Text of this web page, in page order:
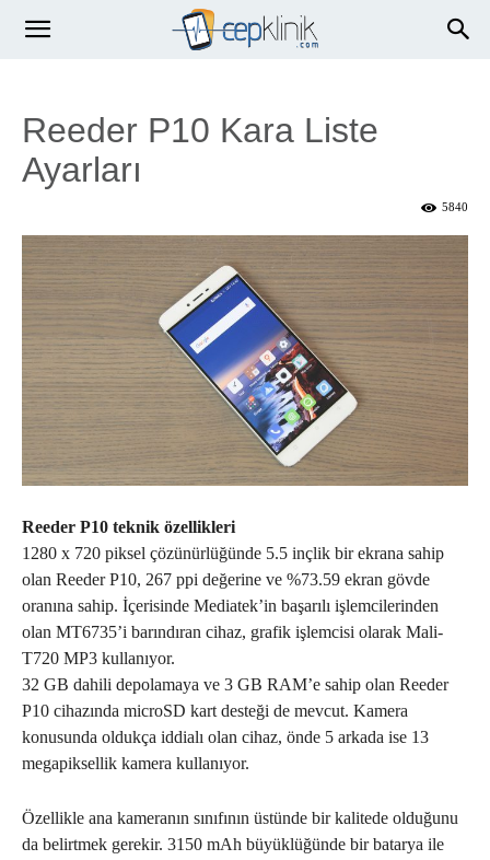
Reeder P10 Kara Liste
Ayarları
5840
Reeder P10 teknik özellikleri
1280 x 720 piksel çözünürlüğünde 5.5 inçlik bir ekrana sahip
olan Reeder P10, 267 ppi değerine ve %73.59 ekran gövde
oranına sahip. İçerisinde Mediatek’in başarılı işlemcilerinden
olan MT6735’i barındıran cihaz, grafik işlemcisi olarak Mali-
T720 MP3 kullanıyor.
32 GB dahili depolamaya ve 3 GB RAM’e sahip olan Reeder
P10 cihazında microSD kart desteği de mevcut. Kamera
konusunda oldukça iddialı olan cihaz, önde 5 arkada ise 13
megapiksellik kamera kullanıyor.
Özellikle ana kameranın sınıfının üstünde bir kalitede olduğunu
da belirtmek gerekir. 3150 mAh büyüklüğünde bir batarya ile